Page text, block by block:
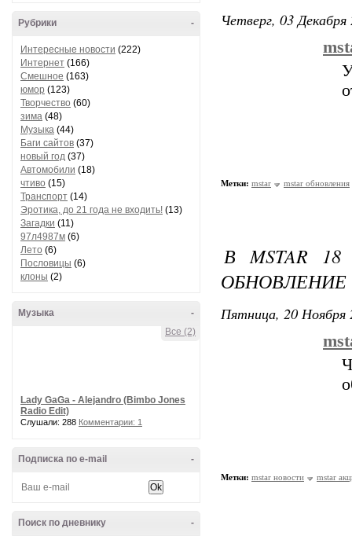
-
Рубрики
Интересные новости (222)
Интернет (166)
Смешное (163)
юмор (123)
Творчество (60)
зима (48)
Музыка (44)
Баги сайтов (37)
новый год (37)
Автомобили (18)
чтиво (15)
Транспорт (14)
Эротика, до 21 года не входить! (13)
Загадки (11)
97л4987м (6)
Лето (6)
Пословицы (6)
клоны (2)
-
Музыка
Все (2)
Lady GaGa - Alejandro (Bimbo Jones
Radio Edit)
Слушали: 288 Комментарии: 1
-
Подписка по e-mail
-
Поиск по дневнику
Четверг, 03
Метки: mstar mstar обновления
В MSTAR
ОБНОВЛЕНИЕ
Пятница, 20 Ноября
Метки: mstar новости mstar